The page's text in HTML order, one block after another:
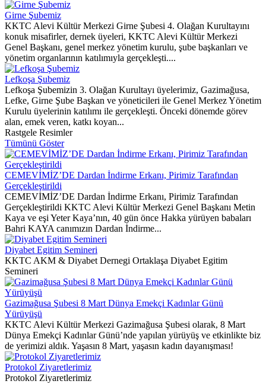
Girne Şubemiz
KKTC Alevi Kültür Merkezi Girne Şubesi 4. Olağan Kurultayını
konuk misafirler, dernek üyeleri, KKTC Alevi Kültür Merkezi
Genel Başkanı, genel merkez yönetim kurulu, şube başkanları ve
yönetim organlarının katılımıyla gerçekleşti....
Lefkoşa Şubemiz
Lefkoşa Şubemizin 3. Olağan Kurultayı üyelerimiz, Gazimağusa,
Lefke, Girne Şube Başkan ve yöneticileri ile Genel Merkez Yönetim
Kurulu üyelerinin katılımı ile gerçekleşti. Önceki dönemde görev
alan, emek veren, katkı koyan...
Rastgele Resimler
Tümünü Göster
CEMEVİMİZ’DE Dardan İndirme Erkanı, Pirimiz Tarafından
Gerçekleştirildi
CEMEVİMİZ’DE Dardan İndirme Erkanı, Pirimiz Tarafından
Gerçekleştirildi KKTC Alevi Kültür Merkezi Genel Başkanı Metin
Kaya ve eşi Yeter Kaya’nın, 40 gün önce Hakka yürüyen babaları
Bahri KAYA canımızın Dardan İndirme...
Diyabet Egitim Semineri
KKTC AKM & Diyabet Dernegi Ortaklaşa Diyabet Egitim
Semineri
Gazimağusa Şubesi 8 Mart Dünya Emekçi Kadınlar Günü
Yürüyüşü
KKTC Alevi Kültür Merkezi Gazimağusa Şubesi olarak, 8 Mart
Dünya Emekçi Kadınlar Günü’nde yapılan yürüyüş ve etkinlikte biz
de yerimizi aldık. Yaşasın 8 Mart, yaşasın kadın dayanışması!
Protokol Ziyaretlerimiz
Protokol Ziyaretlerimiz